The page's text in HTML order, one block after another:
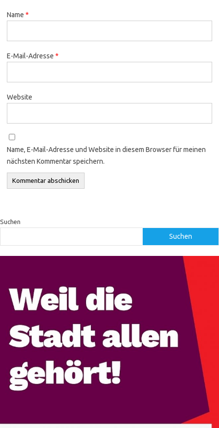
Name *
E-Mail-Adresse *
Website
Name, E-Mail-Adresse und Website in diesem Browser für meinen
nächsten Kommentar speichern.
Suchen
Suchen